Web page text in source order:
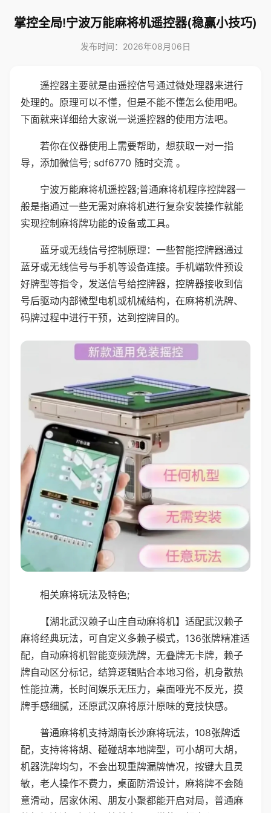
掌控全局!宁波万能麻将机遥控器(稳赢小技巧)
发布时间：2026年08月06日
遥控器主要就是由遥控信号通过微处理器来进行
处理的。原理可以不懂，但是不能不懂怎么使用吧。
下面就来详细给大家说一说遥控器的使用方法吧。
若你在仪器使用上需要帮助，想获取一对一指
导，添加微信号; sdf6770 随时交流 。
宁波万能麻将机遥控器;普通麻将机程序控牌器一
般是指通过一些无需对麻将机进行复杂安装操作就能
实现控制麻将牌功能的设备或工具。
蓝牙或无线信号控制原理：一些智能控牌器通过
蓝牙或无线信号与手机等设备连接。手机端软件预设
好牌型等指令，发送信号给控牌器，控牌器接收到信
号后驱动内部微型电机或机械结构，在麻将机洗牌、
码牌过程中进行干预，达到控牌目的。
相关麻将玩法及特色;
【湖北武汉赖子山庄自动麻将机】适配武汉赖子
麻将经典玩法，可自定义多赖子模式，136张牌精准适
配，自动麻将机智能变频洗牌，无叠牌无卡牌，赖子
牌自动区分标记，结算逻辑贴合本地习俗，机身散热
性能拉满，长时间娱乐无压力，桌面哑光不反光，摸
牌手感细腻，还原武汉麻将原汁原味的竞技快感。
普通麻将机支持湖南长沙麻将玩法，108张牌适
配，支持将将胡、碰碰胡本地牌型，可小胡可大胡，
机器洗牌均匀，不会出现重牌漏牌情况，按键大且灵
敏，老人操作不费力，桌面防滑设计，麻将牌不会随
意滑动，居家休闲、朋友小聚都能开启对局，普通麻